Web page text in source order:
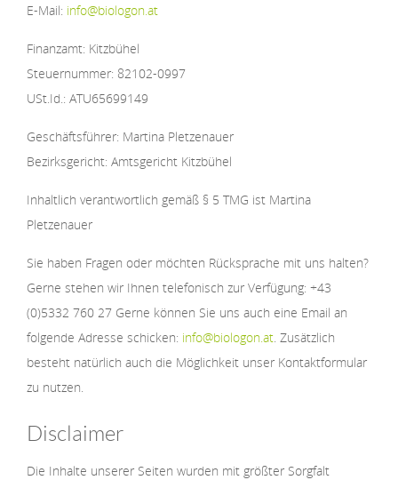
E-Mail: info@biologon.at
Finanzamt: Kitzbühel
Steuernummer: 82102-0997
USt.Id.: ATU65699149
Geschäftsführer: Martina Pletzenauer
Bezirksgericht: Amtsgericht Kitzbühel
Inhaltlich verantwortlich gemäß § 5 TMG ist Martina
Pletzenauer
Sie haben Fragen oder möchten Rücksprache mit uns halten?
Gerne stehen wir Ihnen telefonisch zur Verfügung: +43
(0)5332 760 27 Gerne können Sie uns auch eine Email an
folgende Adresse schicken: info@biologon.at. Zusätzlich
besteht natürlich auch die Möglichkeit unser Kontaktformular
zu nutzen.
Disclaimer
Die Inhalte unserer Seiten wurden mit größter Sorgfalt